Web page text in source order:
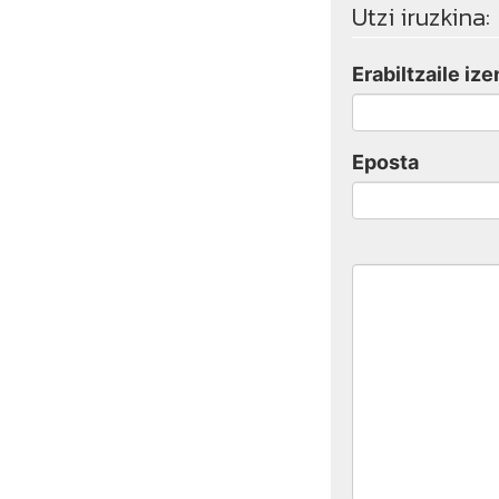
Utzi iruzkina:
Erabiltzaile
Eposta